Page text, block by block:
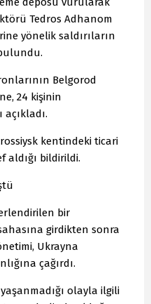
Tedros Adhanom
yönelik saldırıların
Belgorod
24 kişinin
açıkladı.
kentindeki ticari
aldığı bildirildi.
bir
girdikten sonra
Ukrayna
çağırdı.
olayla ilgili